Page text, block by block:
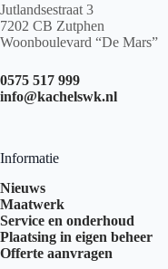
Jutlandsestraat 3
7202 CB Zutphen
Woonboulevard “De Mars”
0575 517 999
info@kachelswk.nl
Informatie
Nieuws
Maatwerk
Service en onderhoud
Plaatsing in eigen beheer
Offerte aanvragen